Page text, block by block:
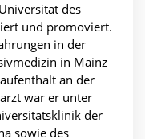
des
und promoviert.
in der
in Mainz
an der
war er unter
der
sowie des